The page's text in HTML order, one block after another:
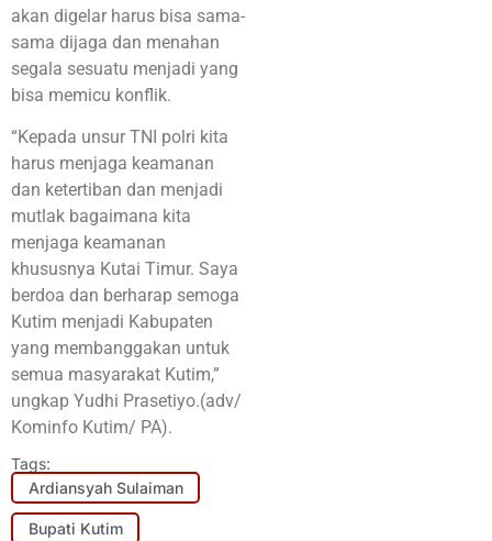
akan digelar harus bisa sama-
sama dijaga dan menahan
segala sesuatu menjadi yang
bisa memicu konflik.
“Kepada unsur TNI polri kita
harus menjaga keamanan
dan ketertiban dan menjadi
mutlak bagaimana kita
menjaga keamanan
khususnya Kutai Timur. Saya
berdoa dan berharap semoga
Kutim menjadi Kabupaten
yang membanggakan untuk
semua masyarakat Kutim,”
ungkap Yudhi Prasetiyo.(adv/
Kominfo Kutim/ PA).
Tags:
Ardiansyah Sulaiman
Bupati Kutim